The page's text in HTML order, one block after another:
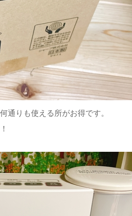
通りも使える所がお得です。